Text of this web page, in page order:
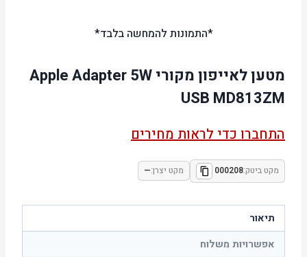
*התמונות להמחשה בלבד*
מטען לאייפון מקורי Apple Adapter 5W
USB MD813ZM
התחברו כדי לראות מחירים
מקט ביטק:000208 מקט יצרן:—
תיאור
אפשרויות משלוח